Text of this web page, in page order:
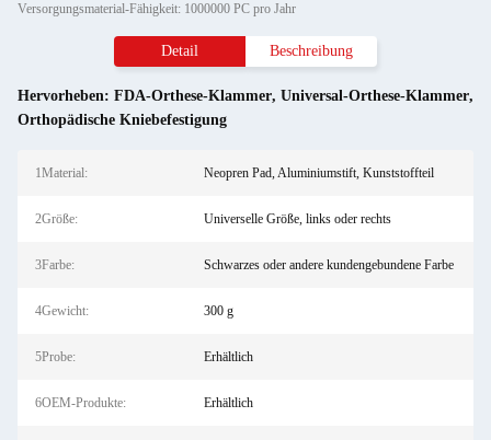
Versorgungsmaterial-Fähigkeit: 1000000 PC pro Jahr
Detail Beschreibung
Hervorheben: FDA-Orthese-Klammer, Universal-Orthese-Klammer,
Orthopädische Kniebefestigung
1Material: Neopren Pad, Aluminiumstift, Kunststoffteil
2Größe: Universelle Größe, links oder rechts
3Farbe: Schwarzes oder andere kundengebundene Farbe
4Gewicht: 300 g
5Probe: Erhältlich
6OEM-Produkte: Erhältlich